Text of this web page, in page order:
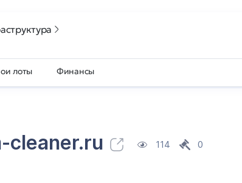
лоты Финансы
cleaner.ru 114 0